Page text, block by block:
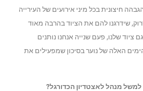
חיצונית בכל מיני אירועים של העירייה
שידרגנו להם את הציוד בהרבה מאוד
שלנו, פעם שנייה אנחנו נותנים
האלה של נוער בסיכון שמפעילים את
למשל מנהל לאצטדיון הכדורגל?